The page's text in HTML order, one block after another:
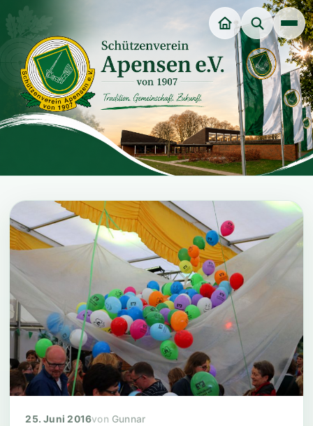
Unsere Würdenträger
Veranstaltungen
Jungschützenverein
Jugendgruppe
Ergebnisse Pokalschießen 2025
25. Juni 2016 Gunnar